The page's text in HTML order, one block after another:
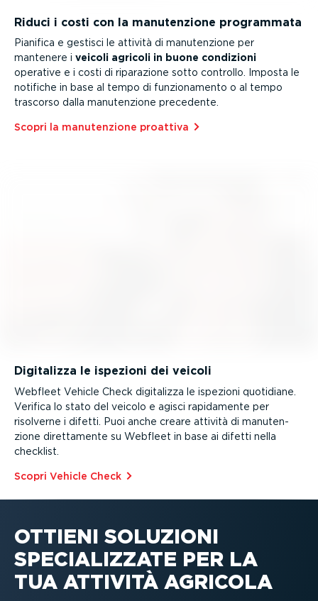
Riduci i costi con la manuten­zione programmata
Pianifica e gestisci le attività di manuten­zione per
mantenere i veicoli agricoli in buone condizioni
operative e i costi di riparazione sotto controllo. Imposta le
notifiche in base al tempo di funzio­na­mento o al tempo
trascorso dalla manuten­zione precedente.
Scopri la manuten­zione proattiva⁠
Digitalizza le ispezioni dei veicoli
Webfleet Vehicle Check digitalizza le ispezioni quotidiane.
Verifica lo stato del veicolo e agisci rapidamente per
risolverne i difetti. Puoi anche creare attività di manuten­
zione diret­ta­mente su Webfleet in base ai difetti nella
checklist.
Scopri Vehicle Check⁠
OTTIENI SOLUZIONI
SPECIA­LIZZATE PER LA
TUA ATTIVITÀ AGRICOLA